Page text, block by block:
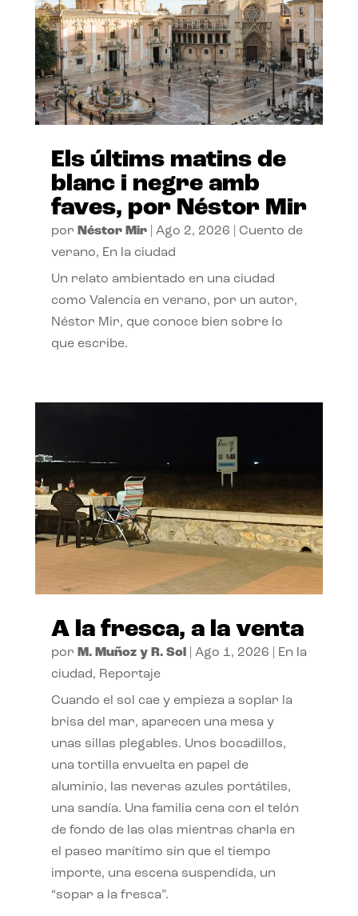
Els últims matins de
blanc i negre amb
faves, por Néstor Mir
por Néstor Mir| Ago 2, 2026
Cuento de
verano, En la ciudad
Un relato ambientado en una ciudad
como Valencia en verano, por un autor,
Néstor Mir, que conoce bien sobre lo
que escribe.
A la fresca, a la venta
por M. Muñoz y R. Sol| Ago 1, 2026
En la
ciudad, Reportaje
Cuando el sol cae y empieza a soplar la
brisa del mar, aparecen una mesa y
unas sillas plegables. Unos bocadillos,
una tortilla envuelta en papel de
aluminio, las neveras azules portátiles,
una sandía. Una familia cena con el telón
de fondo de las olas mientras charla en
el paseo marítimo sin que el tiempo
importe, una escena suspendida, un
“sopar a la fresca”.